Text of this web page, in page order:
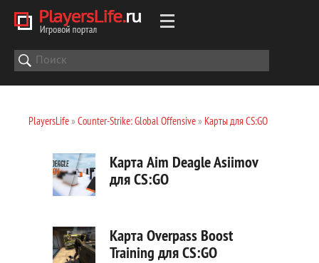
PlayersLife» Counter-Strike: Global Offensive» Карты для CS:GO
Карта Aim Deagle Asiimov
для CS:GO
Карта Overpass Boost
Training для CS:GO